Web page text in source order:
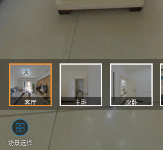
客厅 主卧 次卧
场景选择